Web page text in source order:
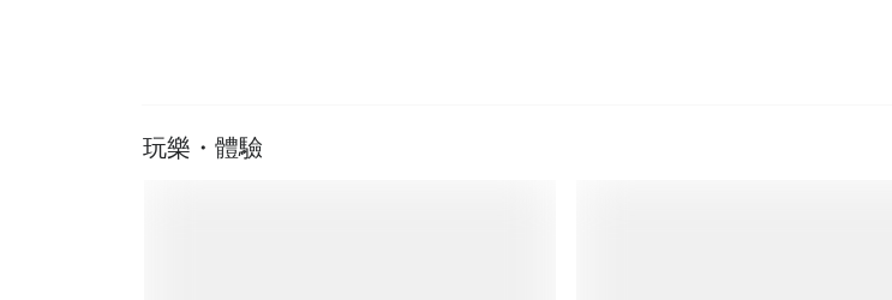
玩樂・體驗